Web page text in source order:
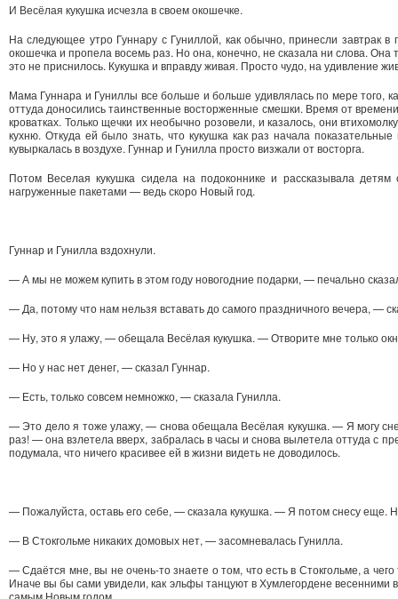
И Весёлая кукушка исчезла в своем окошечке.
На следующее утро Гуннару с Гуниллой, как обычно, принесли завтрак
окошечка и пропела восемь раз. Но она, конечно, не сказала ни слова.
это не приснилось. Кукушка и вправду живая. Просто чудо, на удивление
Мама Гуннара и Гуниллы все больше и больше удивлялась по мере того,
оттуда доносились таинственные восторженные смешки. Время от
кроватках. Только щечки их необычно розовели, и казалось, они
кухню. Откуда ей было знать, что кукушка как раз начала
кувыркалась в воздухе. Гуннар и Гунилла просто визжали от восторга.
Потом Веселая кукушка сидела на подоконнике и рассказывала
нагруженные пакетами — ведь скоро Новый год.
Гуннар и Гунилла вздохнули.
— А мы не можем купить в этом году новогодние подарки, — печально
— Да, потому что нам нельзя вставать до самого праздничного вечера, —
— Ну, это я улажу, — обещала Весёлая кукушка. — Отворите мне только
— Но у нас нет денег, — сказал Гуннар.
— Есть, только совсем немножко, — сказала Гунилла.
— Это дело я тоже улажу, — снова обещала Весёлая кукушка. — Я могу
раз! — она взлетела вверх, забралась в часы и снова вылетела оттуда с
подумала, что ничего красивее ей в жизни видеть не доводилось.
— Пожалуйста, оставь его себе, — сказала кукушка. — Я потом снесу еще.
— В Стокгольме никаких домовых нет, — засомневалась Гунилла.
— Сдаётся мне, вы не очень-то знаете о том, что есть в Стокгольме, а
Иначе вы бы сами увидели, как эльфы танцуют в Хумлегордене
самым Новым годом.